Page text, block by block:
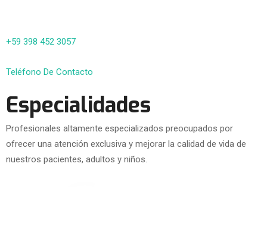
+59 398 452 3057
Teléfono De Contacto
Especialidades
Profesionales altamente especializados preocupados por
ofrecer una atención exclusiva y mejorar la calidad de vida de
nuestros pacientes, adultos y niños.